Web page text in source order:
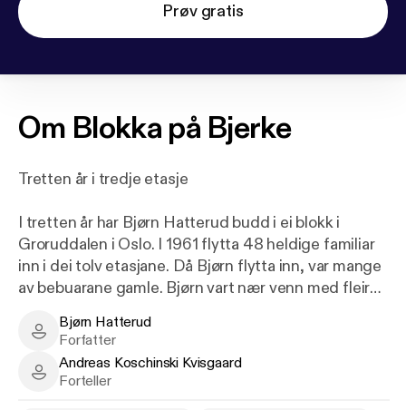
Prøv gratis
Om Blokka på Bjerke
Tretten år i tredje etasje
I tretten år har Bjørn Hatterud budd i ei blokk i
Groruddalen i Oslo. I 1961 flytta 48 heldige familiar
inn i dei tolv etasjane. Då Bjørn flytta inn, var mange
av bebuarane gamle. Bjørn vart nær venn med fleire
vegg i vegg med Bjørn, og Ester i første etasje, som
ein gong var ei fattigjente på Langøyene.
Bjørn Hatterud - Author
Bjørn Hatterud
Forfatter
Andreas Koschinski Kvisgaard - Narrator
Andreas Koschinski Kvisgaard
Forteller